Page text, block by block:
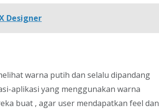
Designer
warna putih dan selalu dipandang
aplikasi yang menggunakan warna
buat , agar user mendapatkan feel dan